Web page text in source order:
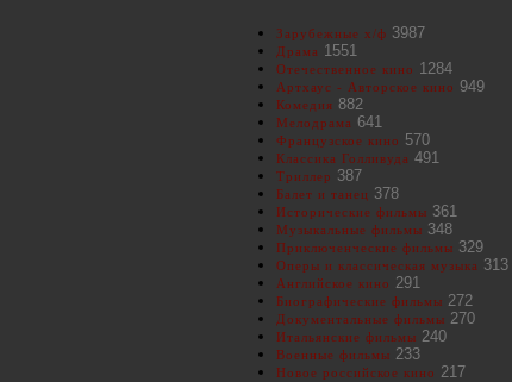
Зарубежные х/ф 3987
Драма 1551
Отечественное кино 1284
Артхаус - Авторское кино 949
Комедия 882
Мелодрама 641
Французское кино 570
Классика Голливуда 491
Триллер 387
Балет и танец 378
Исторические фильмы 361
Музыкальные фильмы 348
Приключенческие фильмы 329
Оперы и классическая музыка 313
Английское кино 291
Биографические фильмы 272
Документальные фильмы 270
Итальянские фильмы 240
Военные фильмы 233
Новое российское кино 217